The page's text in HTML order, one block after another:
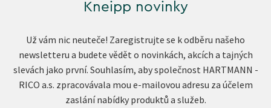
Kneipp novinky
Už vám nic neuteče! Zaregistrujte se k odběru našeho
newsletteru a budete vědět o novinkách, akcích a tajných
slevách jako první. Souhlasím, aby společnost HARTMANN -
RICO a.s. zpracovávala mou e-mailovou adresu za účelem
zaslání nabídky produktů a služeb.